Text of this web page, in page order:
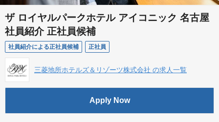
ザ ロイヤルパークホテル アイコニック 名古屋
社員紹介 正社員候補
社員紹介による正社員候補 正社員
三菱地所ホテルズ＆リゾーツ株式会社 の求人一覧
Apply Now